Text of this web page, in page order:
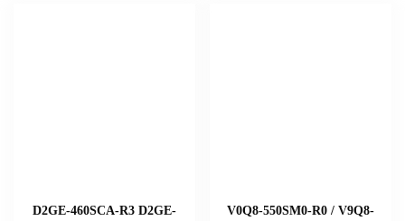
D2GE-460SCA-R3 D2GE-
V0Q8-550SM0-R0 / V9Q8-